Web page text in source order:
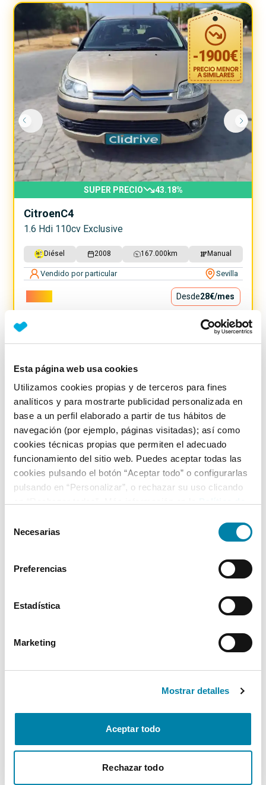
Esta página web usa cookies
Utilizamos cookies propias y de terceros para fines
analíticos y para mostrarte publicidad personalizada en
base a un perfil elaborado a partir de tus hábitos de
navegación (por ejemplo, páginas visitadas); así como
cookies técnicas propias que permiten el adecuado
funcionamiento del sitio web. Puedes aceptar todas las
cookies pulsando el botón “Aceptar todo” o configurarlas
pulsando en “Personalizar”, o rechazar su uso clicando
Necesarias
Preferencias
Estadística
Marketing
Mostrar detalles
Aceptar todo
Rechazar todo
-1900€
SUPER PRECIO 43.18%
CitroenC4
1.6 Hdi 110cv Exclusive
Diésel 2008 167.000 km Manual
Vendido por particular Sevilla
Desde28€/mes